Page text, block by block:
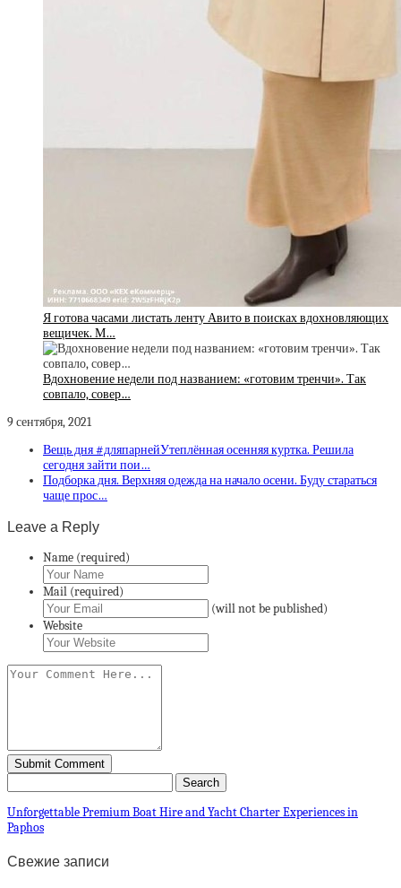
Я готова часами листать ленту Авито в поисках вдохновляющих
вещичек. М…
Вдохновение недели под названием: «готовим тренчи». Так
совпало, совер…
9 сентября, 2021
Вещь дня #дляпарнейУтеплённая осенняя куртка. Решила
сегодня зайти пои…
Подборка дня. Верхняя одежда на начало осени. Буду стараться
чаще прос…
Leave a Reply
Name (required)
Mail (required)
(will not be published)
Website
Unforgettable Premium Boat Hire and Yacht Charter Experiences in
Paphos
Свежие записи